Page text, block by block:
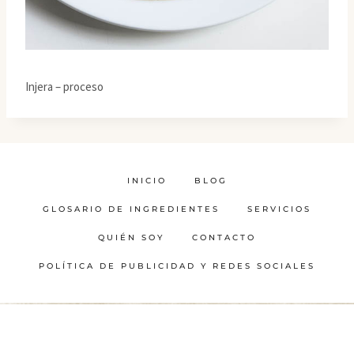
Injera – proceso
INICIO BLOG
GLOSARIO DE INGREDIENTES SERVICIOS
QUIÉN SOY CONTACTO
POLÍTICA DE PUBLICIDAD Y REDES SOCIALES